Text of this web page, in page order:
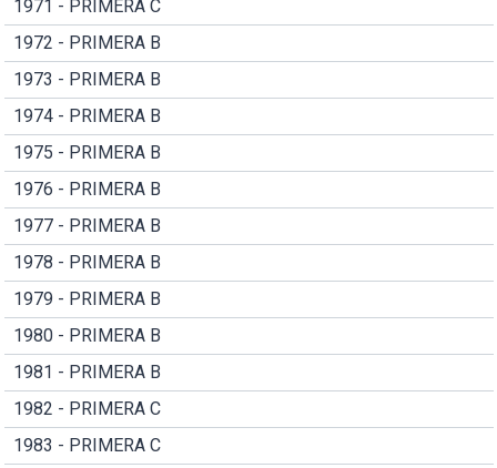
1971 - PRIMERA C
1972 - PRIMERA B
1973 - PRIMERA B
1974 - PRIMERA B
1975 - PRIMERA B
1976 - PRIMERA B
1977 - PRIMERA B
1978 - PRIMERA B
1979 - PRIMERA B
1980 - PRIMERA B
1981 - PRIMERA B
1982 - PRIMERA C
1983 - PRIMERA C